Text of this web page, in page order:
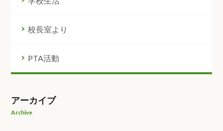
校長室より
PTA活動
アーカイブ
Archive